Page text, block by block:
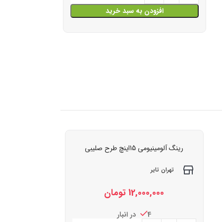
افزودن به سبد خرید
رینگ آلومینیومی 15اینچ طرح صلیبی
تهران تایر
12,000,000تومان
4 در انبار